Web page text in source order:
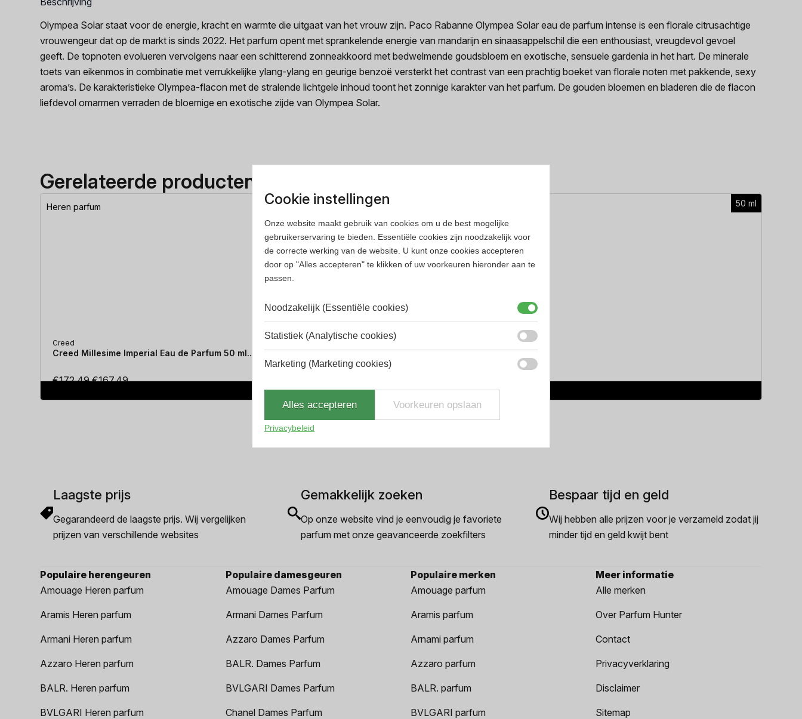
Olympea Solar staat voor de energie, kracht en warmte die uitgaat van het vrouw zijn. Paco Rabanne Olympea Solar eau de parfum intense is een florale citrusachtige
vrouwengeur dat op de markt is sinds 2022. Het parfum opent met sprankelende energie van mandarijn en sinaasappelschil die een enthousiast, vreugdevol gevoel
geeft. De topnoten evolueren vervolgens naar een schitterend zonneakkoord met bedwelmende goudsbloem en exotische, sensuele gardenia in het hart. De minerale
toets van eikenmos in combinatie met verrukkelijke ylang-ylang en geurige benzoë versterkt het contrast van een prachtig boeket van florale noten met pakkende, sexy
aroma’s. De karakteristieke Olympea-flacon met de stralende lichtgele inhoud toont het zonnige karakter van het parfum. De gouden bloemen en bladeren die de flacon
liefdevol omarmen verraden de bloemige en exotische zijde van Olympea Solar.
Gerelateerde producten
50 ml
Heren parfum
Creed
Creed Millesime Imperial Eau de Parfum 50 ml...
€172.49Oorspronkelijke
€167.49Huidige
2.9% korting
Laagste prijs
Gegarandeerd de laagste prijs. Wij vergelijken
prijzen van verschillende websites
Gemakkelijk zoeken
Op onze website vind je eenvoudig je favoriete
parfum met onze geavanceerde zoekfilters
Bespaar tijd en geld
Wij hebben alle prijzen voor je verzameld zodat jij
minder tijd en geld kwijt bent
Populaire herengeuren
Amouage Heren parfum
Aramis Heren parfum
Armani Heren parfum
Azzaro Heren parfum
BALR. Heren parfum
BVLGARI Heren parfum
Populaire damesgeuren
Amouage Dames Parfum
Armani Dames Parfum
Azzaro Dames Parfum
BALR. Dames Parfum
BVLGARI Dames Parfum
Chanel Dames Parfum
Populaire merken
Amouage parfum
Aramis parfum
Arnami parfum
Azzaro parfum
BALR. parfum
BVLGARI parfum
Meer informatie
Alle merken
Over Parfum Hunter
Contact
Privacyverklaring
Disclaimer
Sitemap
Cookie instellingen
Onze website maakt gebruik van cookies om u de best mogelijke
gebruikerservaring te bieden. Essentiële cookies zijn noodzakelijk voor
de correcte werking van de website. U kunt onze cookies accepteren
door op "Alles accepteren" te klikken of uw voorkeuren hieronder aan te
passen.
Noodzakelijk (Essentiële cookies)
Statistiek (Analytische cookies)
Marketing (Marketing cookies)
Alles accepteren Voorkeuren opslaan
Privacybeleid